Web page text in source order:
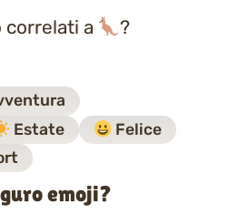
correlati a
?
Estate
Felice
emoji?